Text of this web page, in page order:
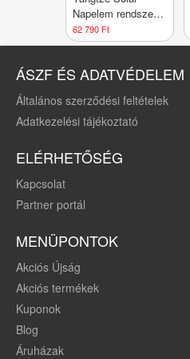
Napelem rendszer
150 W
monokristályos
62 790 Ft
ÁSZF ÉS ADATVÉDELEM
Általános szerződési feltételek
Adatkezelési tájékoztató
ELÉRHETŐSÉG
Kapcsolat
Partner portál
MENÜPONTOK
Akciós Újság
Akciós termékek
Kuponok
Blog
Áruházak